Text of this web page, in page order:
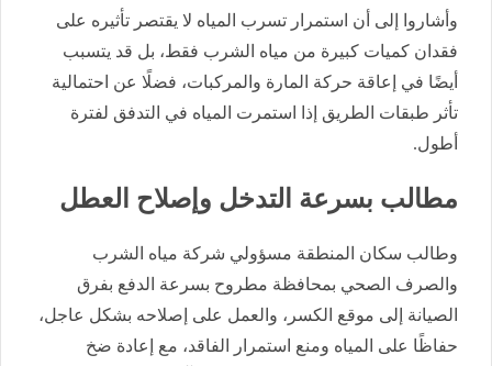
وأشاروا إلى أن استمرار تسرب المياه لا يقتصر تأثيره على
فقدان كميات كبيرة من مياه الشرب فقط، بل قد يتسبب
أيضًا في إعاقة حركة المارة والمركبات، فضلًا عن احتمالية
تأثر طبقات الطريق إذا استمرت المياه في التدفق لفترة
أطول.
مطالب بسرعة التدخل وإصلاح العطل
وطالب سكان المنطقة مسؤولي شركة مياه الشرب
والصرف الصحي بمحافظة مطروح بسرعة الدفع بفرق
الصيانة إلى موقع الكسر، والعمل على إصلاحه بشكل عاجل،
حفاظًا على المياه ومنع استمرار الفاقد، مع إعادة ضخ